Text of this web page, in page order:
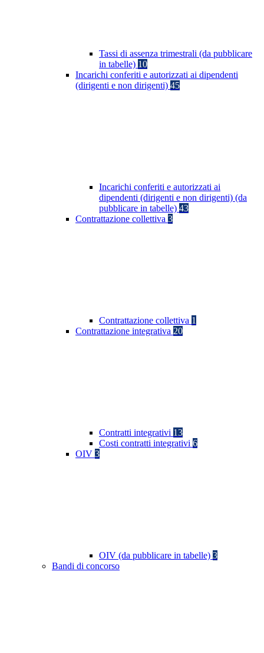
Tassi di assenza trimestrali (da pubblicare
in tabelle) 10
Incarichi conferiti e autorizzati ai dipendenti
(dirigenti e non dirigenti) 45
Incarichi conferiti e autorizzati ai
dipendenti (dirigenti e non dirigenti) (da
pubblicare in tabelle) 43
Contrattazione collettiva 3
Contrattazione collettiva 1
Contrattazione integrativa 20
Contratti integrativi 13
Costi contratti integrativi 6
OIV 3
OIV (da pubblicare in tabelle) 3
Bandi di concorso